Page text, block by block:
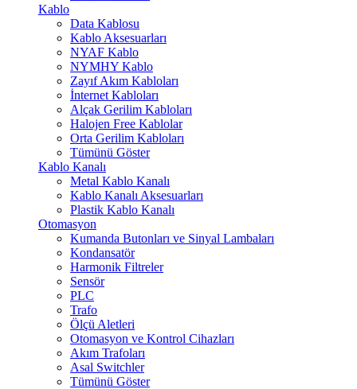
Kablo
Data Kablosu
Kablo Aksesuarları
NYAF Kablo
NYMHY Kablo
Zayıf Akım Kabloları
İnternet Kabloları
Alçak Gerilim Kabloları
Halojen Free Kablolar
Orta Gerilim Kabloları
Tümünü Göster
Kablo Kanalı
Metal Kablo Kanalı
Kablo Kanalı Aksesuarları
Plastik Kablo Kanalı
Otomasyon
Kumanda Butonları ve Sinyal Lambaları
Kondansatör
Harmonik Filtreler
Sensör
PLC
Trafo
Ölçü Aletleri
Otomasyon ve Kontrol Cihazları
Akım Trafoları
Asal Switchler
Tümünü Göster